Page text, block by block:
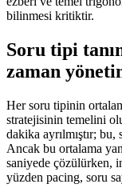
bilinmesi kritiktir.
Soru tipi
zaman
Her soru tipinin
stratejisinin temelini
dakika ayrılmıştır;
Ancak bu ortalama
saniyede çözülürken,
yüzden pacing, soru